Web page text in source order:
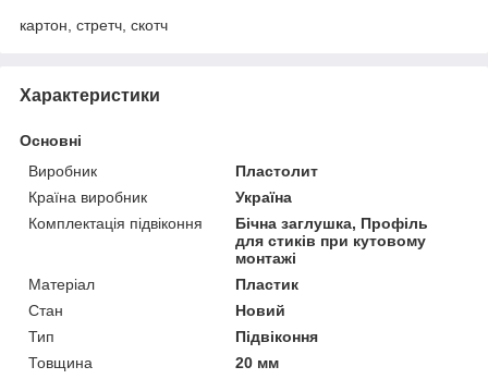
картон, стретч, скотч
Характеристики
Основні
Виробник
Пластолит
Країна виробник
Україна
Комплектація підвіконня
Бічна заглушка, Профіль
для стиків при кутовому
монтажі
Матеріал
Пластик
Стан
Новий
Тип
Підвіконня
Товщина
20 мм